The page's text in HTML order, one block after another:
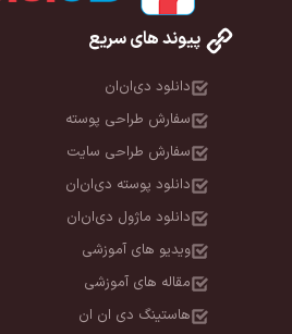
پیوند های سریع
دانلود دی‌ان‌ان
سفارش طراحی پوسته
سفارش طراحی سایت
دانلود پوسته دی‌ان‌ان
دانلود ماژول دی‌ان‌ان
ویدیو های آموزشی
مقاله های آموزشی
هاستینگ دی ان ان